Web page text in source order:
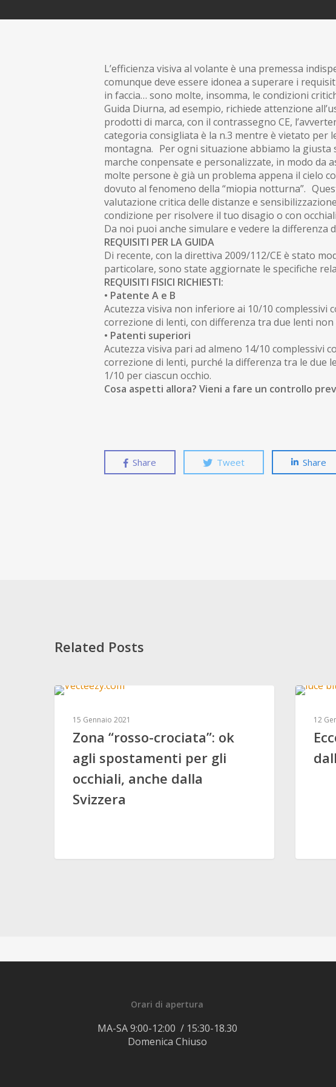
L’efficienza visiva al volante è una premessa
comunque deve essere idonea a superare i
in faccia… sono molte, insomma, le condizioni
Guida Diurna, ad esempio, richiede attenzione
prodotti di marca, con il contrassegno CE,
categoria consigliata è la n.3 mentre è vietato per
montagna. Per ogni situazione abbiamo la
marche conpensate e personalizzate, in modo
molte persone è già un problema appena il cielo
dovuto al fenomeno della “miopia notturna”.
valutazione critica delle distanze e
condizione per risolvere il tuo disagio o con
Da noi puoi anche simulare e vedere la differenza
REQUISITI PER LA GUIDA
Di recente, con la direttiva 2009/112/CE è stato
particolare, sono state aggiornate le specifiche
REQUISITI FISICI RICHIESTI:
• Patente A e B
Acutezza visiva non inferiore ai 10/10 complessivi
correzione di lenti, con differenza tra due lenti
• Patenti superiori
Acutezza visiva pari ad almeno 14/10 complessivi
correzione di lenti, purché la differenza tra le due
1/10 per ciascun occhio.
Cosa aspetti allora? Vieni a fare un controllo
Share Tweet Share
Related Posts
15 Gennaio 2021
Zona “rosso-crociata”: ok
agli spostamenti per gli
occhiali, anche dalla
Svizzera
12
Orari di apertura
MA-SA 9:00-12:00 / 15:30-18.30
Domenica Chiuso